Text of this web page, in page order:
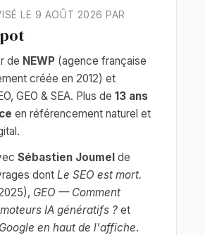
LE 9 AOÛT 2026 PAR
de NEWP (agence française
créée en 2012) et
GEO & SEA. Plus de 13 ans
en référencement naturel et
Sébastien Joumel de
dont Le SEO est mort.
GEO — Comment
IA génératifs ? et
en haut de l'affiche.